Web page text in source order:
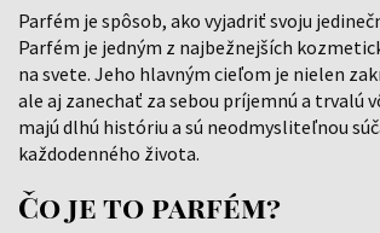
Parfém je spôsob, ako vyjadriť svoju
Parfém je jedným z najbežnejších
na svete. Jeho hlavným cieľom je nielen
ale aj zanechať za sebou príjemnú a trvalú
majú dlhú históriu a sú neodmysliteľnou
každodenného života.
Čo je to parfém?